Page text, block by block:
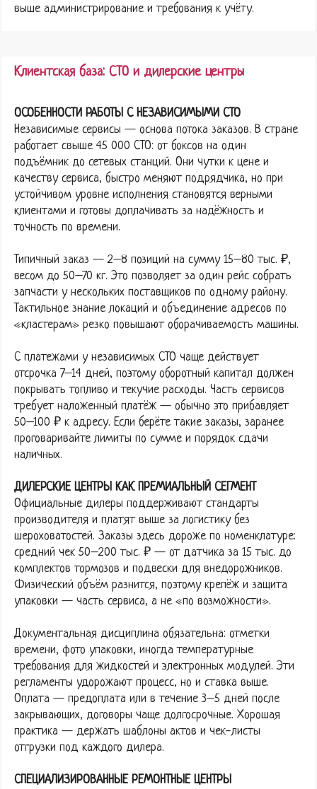
выше администрирование и требования к учёту.
Клиентская база: СТО и дилерские центры
ОСОБЕННОСТИ РАБОТЫ С НЕЗАВИСИМЫМИ СТО
Независимые сервисы — основа потока заказов. В стране
работает свыше 45 000 СТО: от боксов на один
подъёмник до сетевых станций. Они чутки к цене и
качеству сервиса, быстро меняют подрядчика, но при
устойчивом уровне исполнения становятся верными
клиентами и готовы доплачивать за надёжность и
точность по времени.
Типичный заказ — 2–8 позиций на сумму 15–80 тыс. ₽,
весом до 50–70 кг. Это позволяет за один рейс собрать
запчасти у нескольких поставщиков по одному району.
Тактильное знание локаций и объединение адресов по
«кластерам» резко повышают оборачиваемость машины.
С платежами у независимых СТО чаще действует
отсрочка 7–14 дней, поэтому оборотный капитал должен
покрывать топливо и текучие расходы. Часть сервисов
требует наложенный платёж — обычно это прибавляет
50–100 ₽ к адресу. Если берёте такие заказы, заранее
проговаривайте лимиты по сумме и порядок сдачи
наличных.
ДИЛЕРСКИЕ ЦЕНТРЫ КАК ПРЕМИАЛЬНЫЙ СЕГМЕНТ
Официальные дилеры поддерживают стандарты
производителя и платят выше за логистику без
шероховатостей. Заказы здесь дороже по номенклатуре:
средний чек 50–200 тыс. ₽ — от датчика за 15 тыс. до
комплектов тормозов и подвески для внедорожников.
Физический объём разнится, поэтому крепёж и защита
упаковки — часть сервиса, а не «по возможности».
Документальная дисциплина обязательна: отметки
времени, фото упаковки, иногда температурные
требования для жидкостей и электронных модулей. Эти
регламенты удорожают процесс, но и ставка выше.
Оплата — предоплата или в течение 3–5 дней после
закрывающих, договоры чаще долгосрочные. Хорошая
практика — держать шаблоны актов и чек-листы
отгрузки под каждого дилера.
СПЕЦИАЛИЗИРОВАННЫЕ РЕМОНТНЫЕ ЦЕНТРЫ